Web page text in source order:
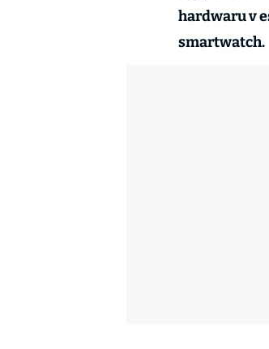
hardwaru v
smartwatch.